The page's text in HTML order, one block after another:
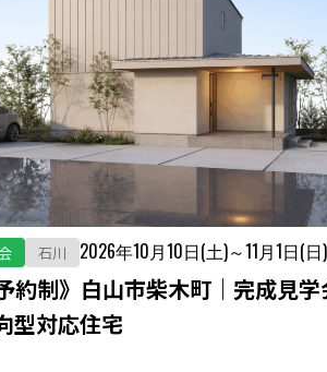
石川 2026年10月10日(土)～11月1日(日)
約制》白山市柴木町｜完成見学
型対応住宅